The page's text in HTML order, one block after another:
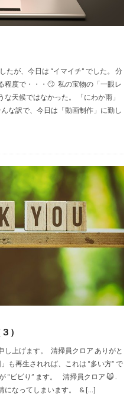
が、今日は “イマイチ” でした。 分
程度で・・・🙄 私の宝物の「一眼レ
天候ではなかった。 「にわか雨」
な訳で、今日は「動画制作」に勤し
）
し上げます。 清掃員クロア ありがと
再生されれば、これは “多い方” で
“ビビり” ます。 清掃員クロア 🙀 .
になってしまいます。 & […]